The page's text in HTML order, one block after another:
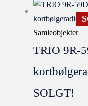
Samleobjekter
TRIO 9R-
SOLGT!